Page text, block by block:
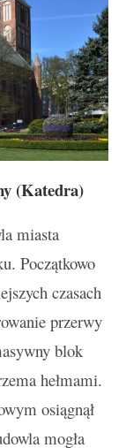
(Katedra)
miasta
Początkowo
czasach
przerwy
blok
hełmami.
osiągnął
mogła